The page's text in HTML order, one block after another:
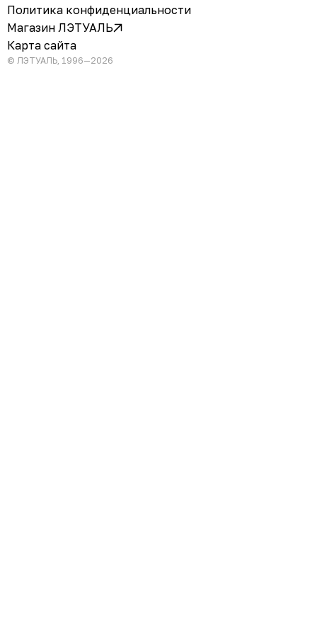
Политика конфиденциальности
Магазин ЛЭТУАЛЬ
Карта сайта
© ЛЭТУАЛЬ, 1996—2026